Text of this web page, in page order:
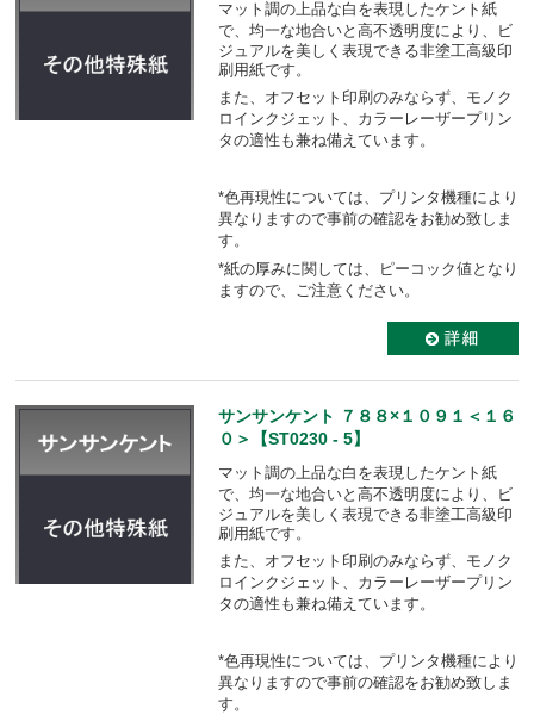
マット調の上品な白を表現したケント紙
で、均一な地合いと高不透明度により、
ビ
ジュアルを美しく表現できる非塗工高級印
刷用紙です。
また、オフセット印刷のみならず、モノク
ロインクジェット、カラーレーザープリン
タの適性も兼ね備えています。
*色再現性については、プリンタ機種により
異なりますので事前の確認をお勧め致しま
す。
*紙の厚みに関しては、ピーコック値となり
ますので、ご注意ください。
サンサンケント ７８８×１０９１＜１６
０＞【ST0230 - 5】
マット調の上品な白を表現したケント紙
で、均一な地合いと高不透明度により、
ビ
ジュアルを美しく表現できる非塗工高級印
刷用紙です。
また、オフセット印刷のみならず、モノク
ロインクジェット、カラーレーザープリン
タの適性も兼ね備えています。
*色再現性については、プリンタ機種により
異なりますので事前の確認をお勧め致しま
す。